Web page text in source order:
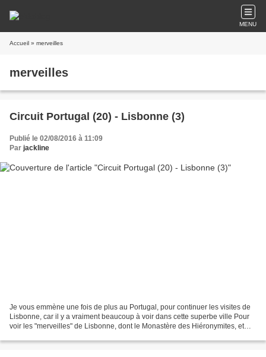
MENU
Accueil » merveilles
merveilles
Circuit Portugal (20) - Lisbonne (3)
Publié le 02/08/2016 à 11:09
Par jackline
Je vous emmène une fois de plus au Portugal, pour continuer les visites de
Lisbonne, car il y a vraiment beaucoup à voir dans cette superbe ville Pour
voir les "merveilles" de Lisbonne, dont le Monastère des Hiéronymites, et